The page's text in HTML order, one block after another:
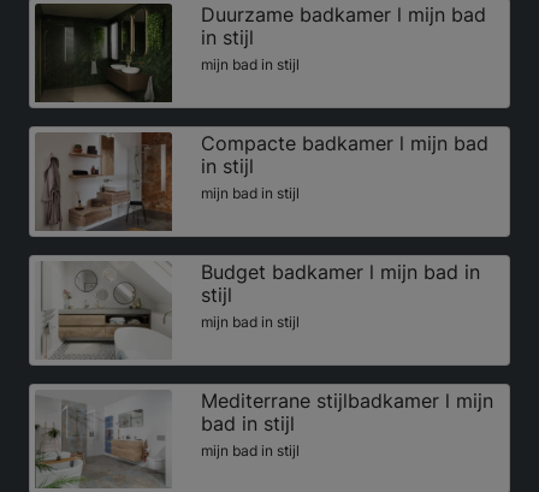
Duurzame badkamer l mijn bad
in stijl
mijn bad in stijl
Compacte badkamer l mijn bad
in stijl
mijn bad in stijl
Budget badkamer l mijn bad in
stijl
mijn bad in stijl
Mediterrane stijlbadkamer l mijn
bad in stijl
mijn bad in stijl